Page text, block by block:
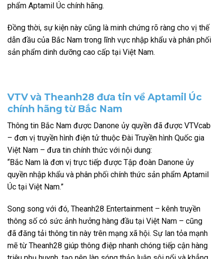
phẩm Aptamil Úc chính hãng.
Đồng thời, sự kiện này cũng là minh chứng rõ ràng cho vị thế
dẫn đầu của Bắc Nam trong lĩnh vực nhập khẩu và phân phối
sản phẩm dinh dưỡng cao cấp tại Việt Nam.
VTV và Theanh28 đưa tin về Aptamil Úc
chính hãng từ Bắc Nam
Thông tin Bắc Nam được Danone ủy quyền đã được VTVcab
– đơn vị truyền hình điện tử thuộc Đài Truyền hình Quốc gia
Việt Nam – đưa tin chính thức với nội dung:
“Bắc Nam là đơn vị trực tiếp được Tập đoàn Danone ủy
quyền nhập khẩu và phân phối chính thức sản phẩm Aptamil
Úc tại Việt Nam.”
Song song với đó, Theanh28 Entertainment – kênh truyền
thông số có sức ảnh hưởng hàng đầu tại Việt Nam – cũng
đã đăng tải thông tin này trên mạng xã hội. Sự lan tỏa mạnh
mẽ từ Theanh28 giúp thông điệp nhanh chóng tiếp cận hàng